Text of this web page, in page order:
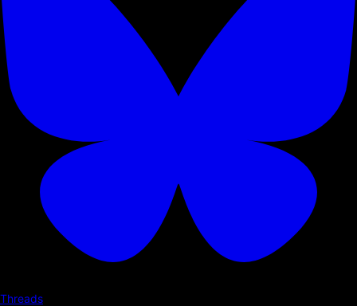
Threads